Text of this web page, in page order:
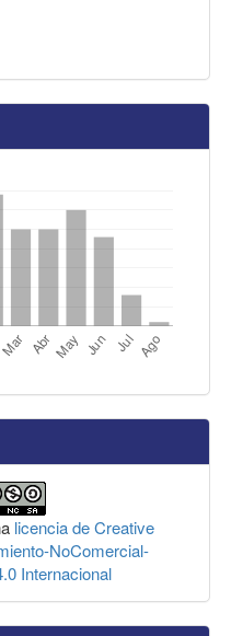
licencia de Creative
NoComercial-
Internacional